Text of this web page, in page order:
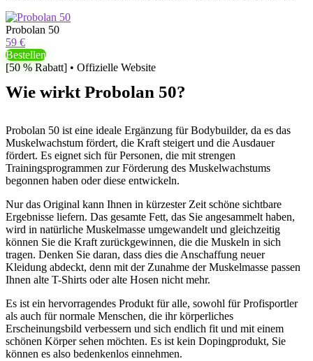
Probolan 50
59 €
Bestellen
[50 % Rabatt] • Offizielle Website
Wie wirkt Probolan 50?
Probolan 50 ist eine ideale Ergänzung für Bodybuilder, da es das
Muskelwachstum fördert, die Kraft steigert und die Ausdauer
fördert. Es eignet sich für Personen, die mit strengen
Trainingsprogrammen zur Förderung des Muskelwachstums
begonnen haben oder diese entwickeln.
Nur das Original kann Ihnen in kürzester Zeit schöne sichtbare
Ergebnisse liefern. Das gesamte Fett, das Sie angesammelt haben,
wird in natürliche Muskelmasse umgewandelt und gleichzeitig
können Sie die Kraft zurückgewinnen, die die Muskeln in sich
tragen. Denken Sie daran, dass dies die Anschaffung neuer
Kleidung abdeckt, denn mit der Zunahme der Muskelmasse passen
Ihnen alte T-Shirts oder alte Hosen nicht mehr.
Es ist ein hervorragendes Produkt für alle, sowohl für Profisportler
als auch für normale Menschen, die ihr körperliches
Erscheinungsbild verbessern und sich endlich fit und mit einem
schönen Körper sehen möchten. Es ist kein Dopingprodukt, Sie
können es also bedenkenlos einnehmen.